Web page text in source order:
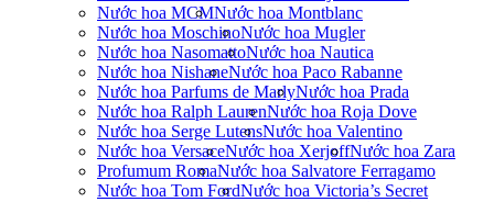
Nước hoa MCMNước hoa Montblanc
Nước hoa MoschinoNước hoa Mugler
Nước hoa NasomattoNước hoa Nautica
Nước hoa NishaneNước hoa Paco Rabanne
Nước hoa Parfums de MarlyNước hoa Prada
Nước hoa Ralph LaurenNước hoa Roja Dove
Nước hoa Serge LutensNước hoa Valentino
Nước hoa VersaceNước hoa XerjoffNước hoa Zara
Profumum RomaNước hoa Salvatore Ferragamo
Nước hoa Tom FordNước hoa Victoria’s Secret